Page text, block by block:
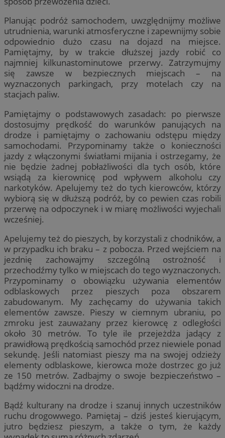
Planując podróż samochodem, uwzględnijmy możliwe
utrudnienia, warunki atmosferyczne i zapewnijmy sobie
odpowiednio dużo czasu na dojazd na miejsce.
Pamiętajmy, by w trakcie dłuższej jazdy robić co
najmniej kilkunastominutowe przerwy. Zatrzymujmy
się zawsze w bezpiecznych miejscach – na
wyznaczonych parkingach, przy motelach czy na
stacjach paliw.
Pamiętajmy o podstawowych zasadach: po pierwsze
dostosujmy prędkość do warunków panujących na
drodze i pamiętajmy o zachowaniu odstępu między
samochodami. Przypominamy także o konieczności
jazdy z włączonymi światłami mijania i ostrzegamy, że
nie będzie żadnej pobłażliwości dla tych osób, które
wsiądą za kierownicę pod wpływem alkoholu czy
narkotyków. Apelujemy też do tych kierowców, którzy
wybiorą się w dłuższą podróż, by co pewien czas robili
przerwę na odpoczynek i w miarę możliwości wyjechali
wcześniej.
Apelujemy też do pieszych, by korzystali z chodników, a
w przypadku ich braku – z pobocza. Przed wejściem na
jezdnię zachowajmy szczególną ostrożność i
przechodźmy tylko w miejscach do tego wyznaczonych.
Przypominamy o obowiązku używania elementów
odblaskowych przez pieszych poza obszarem
zabudowanym. My zachęcamy do używania takich
elementów zawsze. Pieszy w ciemnym ubraniu, po
zmroku jest zauważany przez kierowcę z odległości
około 30 metrów. To tyle ile przejeżdża jadący z
prawidłową prędkością samochód przez niewiele ponad
sekundę. Jeśli natomiast pieszy ma na swojej odzieży
elementy odblaskowe, kierowca może dostrzec go już
ze 150 metrów. Zadbajmy o swoje bezpieczeństwo –
bądźmy widoczni na drodze.
Bądź kulturany na drodze i szanuj innych uczestników
ruchu drogowwego. Pamiętaj – dziś jesteś kierującym,
jutro będziesz pieszym, a także o tym, że każdy